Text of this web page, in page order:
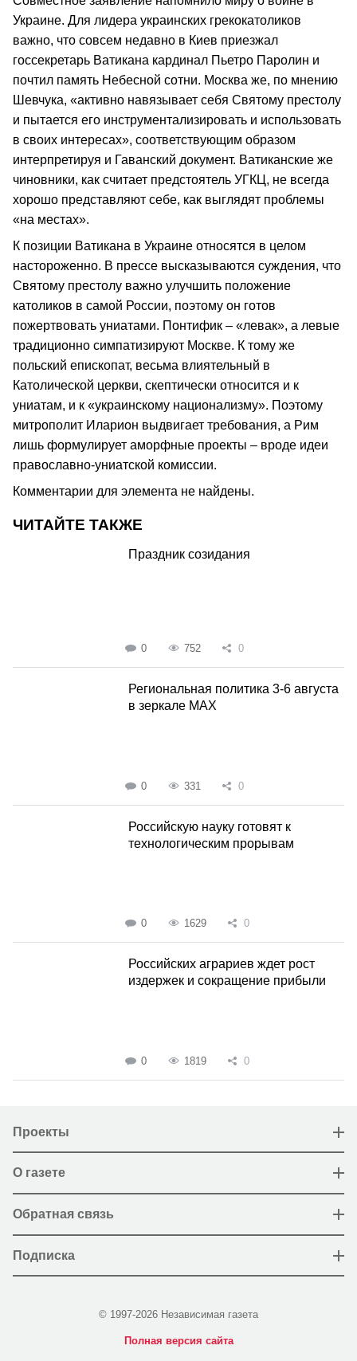
Украине. Для лидера украинских грекокатоликов
важно, что совсем недавно в Киев приезжал
госсекретарь Ватикана кардинал Пьетро Паролин и
почтил память Небесной сотни. Москва же, по мнению
Шевчука, «активно навязывает себя Святому престолу
и пытается его инструментализировать и использовать
в своих интересах», соответствующим образом
интерпретируя и Гаванский документ. Ватиканские же
чиновники, как считает предстоятель УГКЦ, не всегда
хорошо представляют себе, как выглядят проблемы
«на местах».
К позиции Ватикана в Украине относятся в целом
настороженно. В прессе высказываются суждения, что
Святому престолу важно улучшить положение
католиков в самой России, поэтому он готов
пожертвовать униатами. Понтифик – «левак», а левые
традиционно симпатизируют Москве. К тому же
польский епископат, весьма влиятельный в
Католической церкви, скептически относится и к
униатам, и к «украинскому национализму». Поэтому
митрополит Иларион выдвигает требования, а Рим
лишь формулирует аморфные проекты – вроде идеи
православно-униатской комиссии.
Комментарии для элемента не найдены.
ЧИТАЙТЕ ТАКЖЕ
Праздник созидания
0 752 0
Региональная политика 3-6 августа
в зеркале MAX
0 331 0
Российскую науку готовят к
технологическим прорывам
0 1629 0
Российских аграриев ждет рост
издержек и сокращение прибыли
0 1819 0
Проекты
О газете
Обратная связь
Подписка
© 1997-2026 Независимая газета
Полная версия сайта